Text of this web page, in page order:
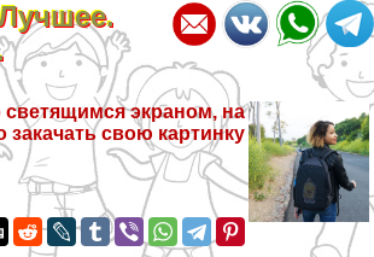
светящимся экраном, на
свою картинку